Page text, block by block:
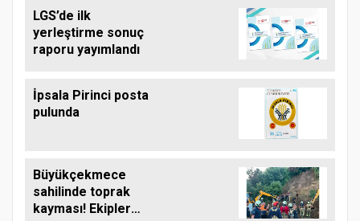
LGS’de ilk
yerleştirme sonuç
raporu yayımlandı
İpsala Pirinci posta
pulunda
Büyükçekmece
sahilinde toprak
kayması! Ekipler